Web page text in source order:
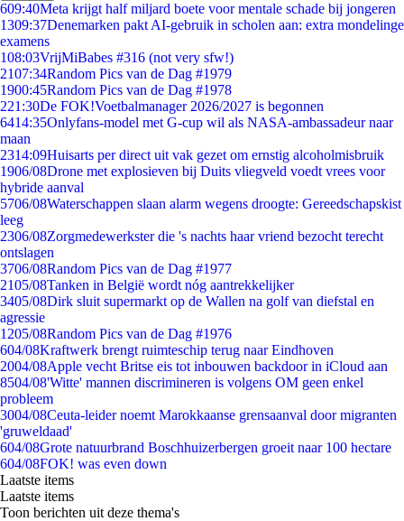
609:40Meta krijgt half miljard boete voor mentale schade bij jongeren
1309:37Denemarken pakt AI-gebruik in scholen aan: extra mondelinge
examens
108:03VrijMiBabes #316 (not very sfw!)
2107:34Random Pics van de Dag #1979
1900:45Random Pics van de Dag #1978
221:30De FOK!Voetbalmanager 2026/2027 is begonnen
6414:35Onlyfans-model met G-cup wil als NASA-ambassadeur naar
maan
2314:09Huisarts per direct uit vak gezet om ernstig alcoholmisbruik
1906/08Drone met explosieven bij Duits vliegveld voedt vrees voor
hybride aanval
5706/08Waterschappen slaan alarm wegens droogte: Gereedschapskist
leeg
2306/08Zorgmedewerkster die 's nachts haar vriend bezocht terecht
ontslagen
3706/08Random Pics van de Dag #1977
2105/08Tanken in België wordt nóg aantrekkelijker
3405/08Dirk sluit supermarkt op de Wallen na golf van diefstal en
agressie
1205/08Random Pics van de Dag #1976
604/08Kraftwerk brengt ruimteschip terug naar Eindhoven
2004/08Apple vecht Britse eis tot inbouwen backdoor in iCloud aan
8504/08'Witte' mannen discrimineren is volgens OM geen enkel
probleem
3004/08Ceuta-leider noemt Marokkaanse grensaanval door migranten
'gruweldaad'
604/08Grote natuurbrand Boschhuizerbergen groeit naar 100 hectare
604/08FOK! was even down
Laatste items
Laatste items
Toon berichten uit deze thema's